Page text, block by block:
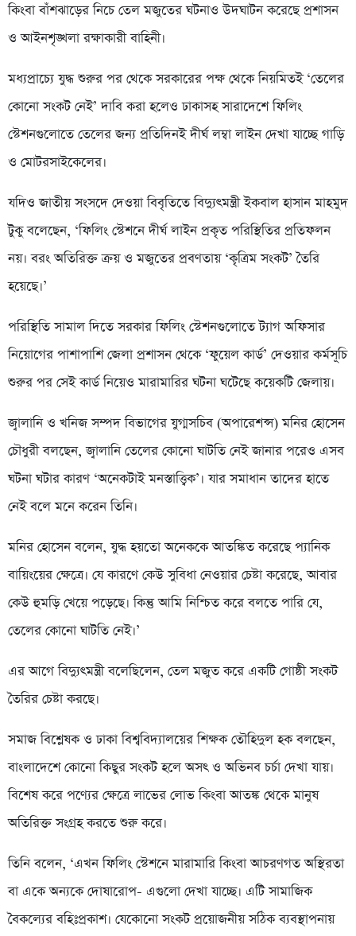
কিংবা বাঁশঝাড়ের নিচে তেল মজুতের ঘটনাও উদঘাটন করেছে প্রশাসন
ও আইনশৃঙ্খলা রক্ষাকারী বাহিনী।
মধ্যপ্রাচ্যে যুদ্ধ শুরুর পর থেকে সরকারের পক্ষ থেকে নিয়মিতই ‘তেলের
কোনো সংকট নেই’ দাবি করা হলেও ঢাকাসহ সারাদেশে ফিলিং
স্টেশনগুলোতে তেলের জন্য প্রতিদিনই দীর্ঘ লম্বা লাইন দেখা যাচ্ছে গাড়ি
ও মোটরসাইকেলের।
যদিও জাতীয় সংসদে দেওয়া বিবৃতিতে বিদ্যুৎমন্ত্রী ইকবাল হাসান মাহমুদ
টুকু বলেছেন, ‘ফিলিং স্টেশনে দীর্ঘ লাইন প্রকৃত পরিস্থিতির প্রতিফলন
নয়। বরং অতিরিক্ত ক্রয় ও মজুতের প্রবণতায় ‘কৃত্রিম সংকট’ তৈরি
হয়েছে।’
পরিস্থিতি সামাল দিতে সরকার ফিলিং স্টেশনগুলোতে ট্যাগ অফিসার
নিয়োগের পাশাপাশি জেলা প্রশাসন থেকে ‘ফুয়েল কার্ড’ দেওয়ার কর্মসূচি
শুরুর পর সেই কার্ড নিয়েও মারামারির ঘটনা ঘটেছে কয়েকটি জেলায়।
জ্বালানি ও খনিজ সম্পদ বিভাগের যুগ্মসচিব (অপারেশন্স) মনির হোসেন
চৌধুরী বলছেন, জ্বালানি তেলের কোনো ঘাটতি নেই জানার পরেও এসব
ঘটনা ঘটার কারণ ‘অনেকটাই মনস্তাত্ত্বিক’। যার সমাধান তাদের হাতে
নেই বলে মনে করেন তিনি।
মনির হোসেন বলেন, যুদ্ধ হয়তো অনেককে আতঙ্কিত করেছে প্যানিক
বায়িংয়ের ক্ষেত্রে। যে কারণে কেউ সুবিধা নেওয়ার চেষ্টা করেছে, আবার
কেউ হুমড়ি খেয়ে পড়েছে। কিন্তু আমি নিশ্চিত করে বলতে পারি যে,
তেলের কোনো ঘাটতি নেই।’
এর আগে বিদ্যুৎমন্ত্রী বলেছিলেন, তেল মজুত করে একটি গোষ্ঠী সংকট
তৈরির চেষ্টা করছে।
সমাজ বিশ্লেষক ও ঢাকা বিশ্ববিদ্যালয়ের শিক্ষক তৌহিদুল হক বলছেন,
বাংলাদেশে কোনো কিছুর সংকট হলে অসৎ ও অভিনব চর্চা দেখা যায়।
বিশেষ করে পণ্যের ক্ষেত্রে লাভের লোভ কিংবা আতঙ্ক থেকে মানুষ
অতিরিক্ত সংগ্রহ করতে শুরু করে।
তিনি বলেন, ‘এখন ফিলিং স্টেশনে মারামারি কিংবা আচরণগত অস্থিরতা
বা একে অন্যকে দোষারোপ- এগুলো দেখা যাচ্ছে। এটি সামাজিক
বৈকল্যের বহিঃপ্রকাশ। যেকোনো সংকট প্রয়োজনীয় সঠিক ব্যবস্থাপনায়